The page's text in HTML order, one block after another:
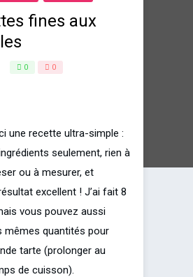
fines aux
9 août 2018
0 0
une recette ultra-simple :
seulement, rien à
ou à mesurer, et
excellent ! J’ai fait 8
vous pouvez aussi
mêmes quantités pour
tarte (prolonger au
de cuisson).